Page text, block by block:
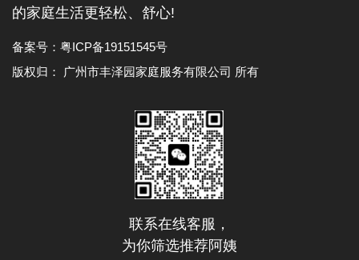
的家庭生活更轻松、舒心!
备案号： 粤ICP备19151545号
版权归： 广州市丰泽园家庭服务有限公司 所有
联系在线客服，
为你筛选推荐阿姨